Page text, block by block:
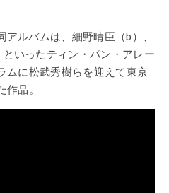
アルバムは 、細野晴臣 （b ）、
といったティン・パン・アレー
ムに松武秀樹らを迎えて東京
作品